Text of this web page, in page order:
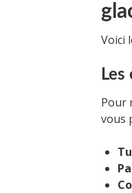
Voici
Pour
vous